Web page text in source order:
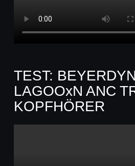
TEST:
LAGOOxN ANC
KOPFHÖRER